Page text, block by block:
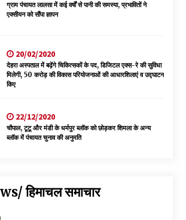
ग्राम पंचायत लालसा में कई वर्षों से पानी की समस्या, प्रभावितों ने
एक्सीयन को सौंपा ज्ञापन
20/02/2020
देहरा अस्पताल में बढ़ेंगे चिकित्सकों के पद, डिजिटल एक्स-रे की सुविधा
मिलेगी, 50 करोड़ की विकास परियोजनाओं की आधारशिलाएं व उद्घाटन
किए
22/12/2020
चौपाल, टूटू और मंडी के धर्मपुर ब्लॉक को छोड़कर शिमला के अन्य
ब्लॉक में पंचायत चुनाव की अनुमति
हिमाचल समाचार